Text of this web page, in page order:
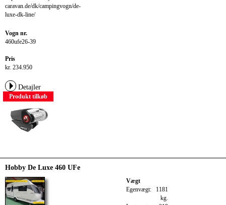
caravan.de/dk/campingvogn/de-
luxe-dk-line/
Vogn nr.
460ufe26-39
Pris
kr. 234.950
Detajler
Produkt tilkøb
Hobby De Luxe 460 UFe
Vægt
Egenvægt: 1181
kg.